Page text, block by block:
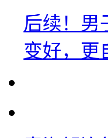
后续！男
变好，更